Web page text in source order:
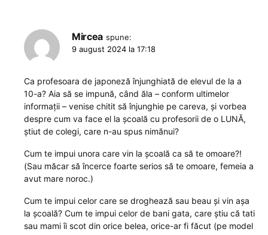
Mircea spune:
9 august 2024 la 17:18
Ca profesoara de japoneză înjunghiată de elevul de la a
10-a? Aia să se impună, când ăla – conform ultimelor
informații – venise chitit să înjunghie pe careva, și vorbea
despre cum va face el la școală cu profesorii de o LUNĂ,
știut de colegi, care n-au spus nimănui?
Cum te impui unora care vin la școală ca să te omoare?!
(Sau măcar să încerce foarte serios să te omoare, femeia a
avut mare noroc.)
Cum te impui celor care se droghează sau beau și vin așa
la școală? Cum te impui celor de bani gata, care știu că tati
sau mami îi scot din orice belea, orice-ar fi făcut (pe model